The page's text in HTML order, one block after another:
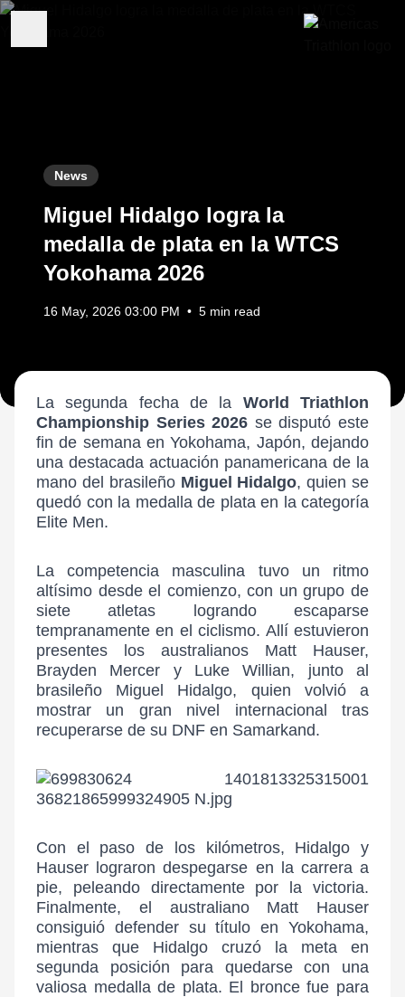
News
Miguel Hidalgo logra la
medalla de plata en la WTCS
Yokohama 2026
16 May, 2026 03:00 PM • 5 min read
La segunda fecha de la World Triathlon
Championship Series 2026 se disputó este
fin de semana en Yokohama, Japón, dejando
una destacada actuación panamericana de la
mano del brasileño Miguel Hidalgo, quien se
quedó con la medalla de plata en la categoría
Elite Men.
La competencia masculina tuvo un ritmo
altísimo desde el comienzo, con un grupo de
siete atletas logrando escaparse
tempranamente en el ciclismo. Allí estuvieron
presentes los australianos Matt Hauser,
Brayden Mercer y Luke Willian, junto al
brasileño Miguel Hidalgo, quien volvió a
mostrar un gran nivel internacional tras
recuperarse de su DNF en Samarkand.
Con el paso de los kilómetros, Hidalgo y
Hauser lograron despegarse en la carrera a
pie, peleando directamente por la victoria.
Finalmente, el australiano Matt Hauser
consiguió defender su título en Yokohama,
mientras que Hidalgo cruzó la meta en
segunda posición para quedarse con una
valiosa medalla de plata. El bronce fue para